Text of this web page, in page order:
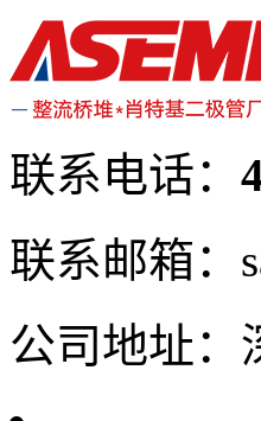
联系电话：
联系邮箱：
公司地址：